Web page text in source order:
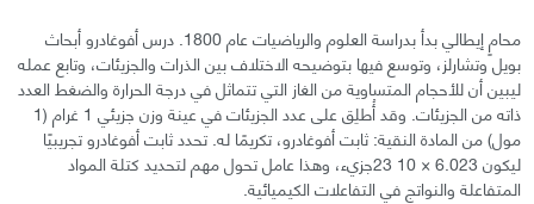
محامٍ إيطالي بدأ بدراسة العلوم والرياضيات عام 1800. درس أفوغادرو أبحاث
بويل وتشارلز، وتوسع فيها بتوضيحه الاختلاف بين الذرات والجزيئات، وتابع عمله
ليبين أن للأحجام المتساوية من الغاز التي تتماثل في درجة الحرارة والضغط العدد
ذاته من الجزيئات. وقد أُطلِق على عدد الجزيئات في عينة وزن جزيئي 1 غرام (1
مول) من المادة النقية: ثابت أفوغادرو، تكريمًا له. تحدد ثابت أفوغادرو تجريبيًا
ليكون 6.023 × 10 23جزيء، وهذا عامل تحول مهم لتحديد كتلة المواد
المتفاعلة والنواتج في التفاعلات الكيميائية.